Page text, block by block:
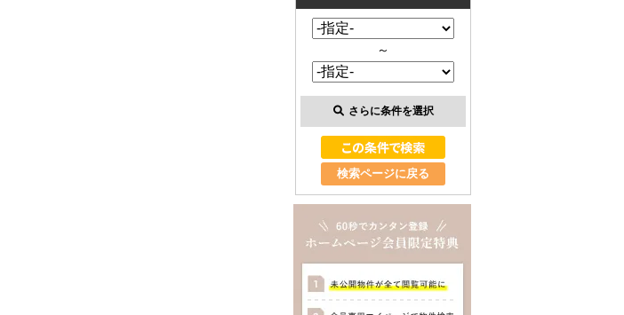
～
さらに条件を選択
検索ページに戻る